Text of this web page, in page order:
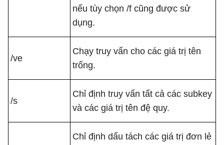
nếu tùy chọn /f cũng được sử
dụng.
/ve
Chạy truy vấn cho các giá trị tên
trống.
/s
Chỉ định truy vấn tất cả các subkey
và các giá trị tên đệ quy.
Chỉ định dấu tách các giá trị đơn lẻ